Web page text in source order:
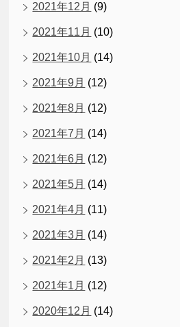
2021年12月 (9)
2021年11月 (10)
2021年10月 (14)
2021年9月 (12)
2021年8月 (12)
2021年7月 (14)
2021年6月 (12)
2021年5月 (14)
2021年4月 (11)
2021年3月 (14)
2021年2月 (13)
2021年1月 (12)
2020年12月 (14)